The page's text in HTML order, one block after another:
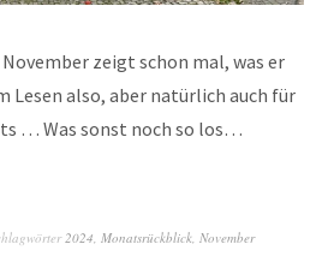
November zeigt schon mal, was er
Lesen also, aber natürlich auch für
… Was sonst noch so los…
2024, Monatsrückblick, November